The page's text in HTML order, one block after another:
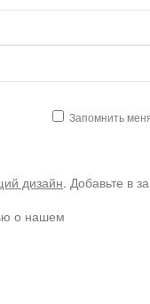
Запомнить
дизайн. Добавьте в
о нашем